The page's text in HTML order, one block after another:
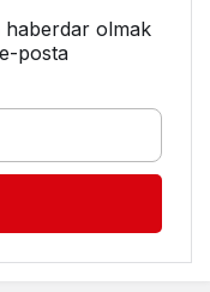
haberdar olmak
posta